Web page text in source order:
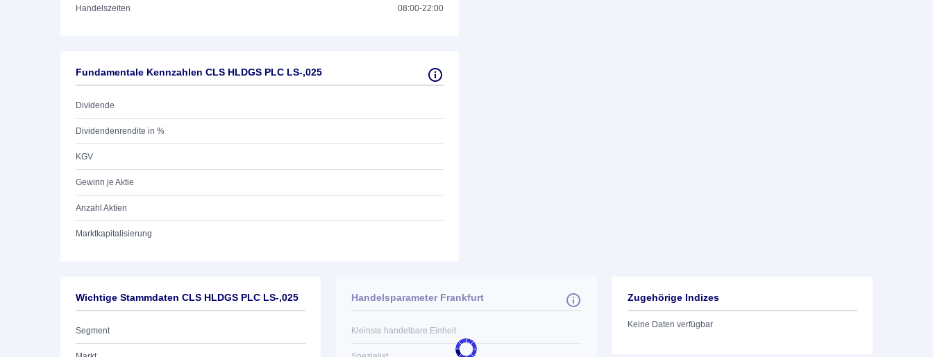
Handelszeiten 08:00-22:00
Fundamentale Kennzahlen CLS HLDGS PLC LS-,025
Dividende
Dividendenrendite in %
KGV
Gewinn je Aktie
Anzahl Aktien
Marktkapitalisierung
Wichtige Stammdaten CLS HLDGS PLC LS-,025
Segment
Handelsparameter Frankfurt
Kleinste handelbare Einheit
Zugehörige Indizes
Keine Daten verfügbar